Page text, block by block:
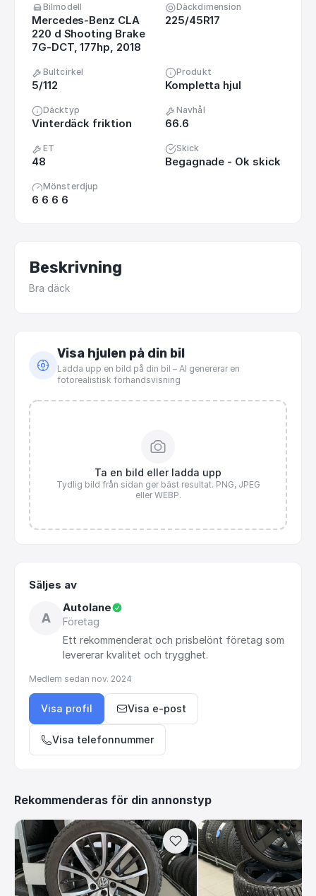
Bilmodell
Mercedes-Benz CLA
220 d Shooting Brake
7G-DCT, 177hp, 2018
Däckdimension
225/45R17
Bultcirkel
5/112
Produkt
Kompletta hjul
Däcktyp
Vinterdäck friktion
Navhål
66.6
ET
48
Skick
Begagnade - Ok skick
Mönsterdjup
6 6 6 6
Beskrivning
Bra däck
Visa hjulen på din bil
Ladda upp en bild på din bil – AI genererar en
fotorealistisk förhandsvisning
Ta en bild eller ladda upp
Tydlig bild från sidan ger bäst resultat. PNG, JPEG
eller WEBP.
Säljes av
A
Autolane
Företag
Ett rekommenderat och prisbelönt företag som
levererar kvalitet och trygghet.
Medlem sedan nov. 2024
Visa profil Visa e-post
Visa telefonnummer
Rekommenderas för din annonstyp